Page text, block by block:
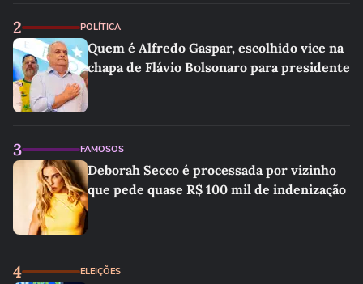
2 POLÍTICA
Quem é Alfredo Gaspar, escolhido vice na
chapa de Flávio Bolsonaro para presidente
3 FAMOSOS
Deborah Secco é processada por vizinho
que pede quase R$ 100 mil de indenização
4 ELEIÇÕES